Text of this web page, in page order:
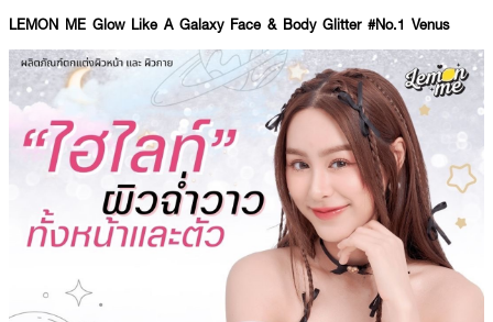
LEMON ME Glow Like A Galaxy Face & Body Glitter #No.1 Venus